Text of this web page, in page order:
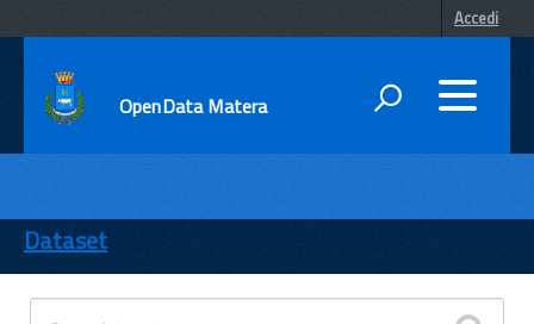
Accedi
OpenData Matera
ENTI
TEMI
INFORMAZIONI
Dataset